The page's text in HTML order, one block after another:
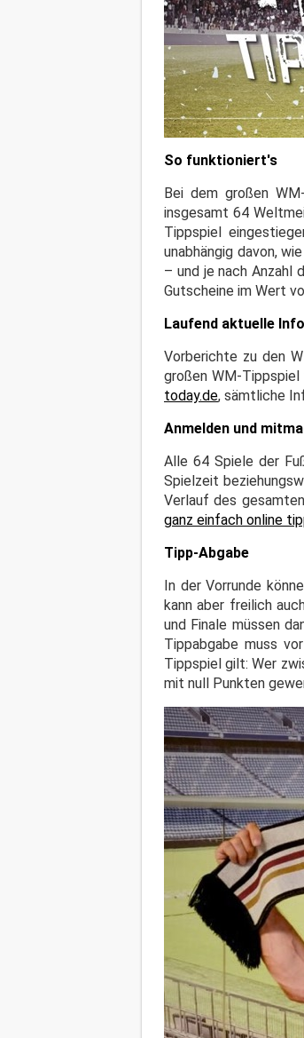
So funktioniert's
Bei dem großen
insgesamt 64
Tippspiel
unabhängig davon,
– und je nach Anzahl
Gutscheine im Wert
Laufend aktuelle
Vorberichte zu den
großen WM-Tippspiel
today.de, sämtliche
Anmelden und
Alle 64 Spiele der
Spielzeit
Verlauf des
ganz einfach online
Tipp-Abgabe
In der Vorrunde
kann aber freilich
und Finale müssen
Tippabgabe muss
Tippspiel gilt: Wer
mit null Punkten